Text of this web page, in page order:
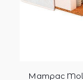
Матрас